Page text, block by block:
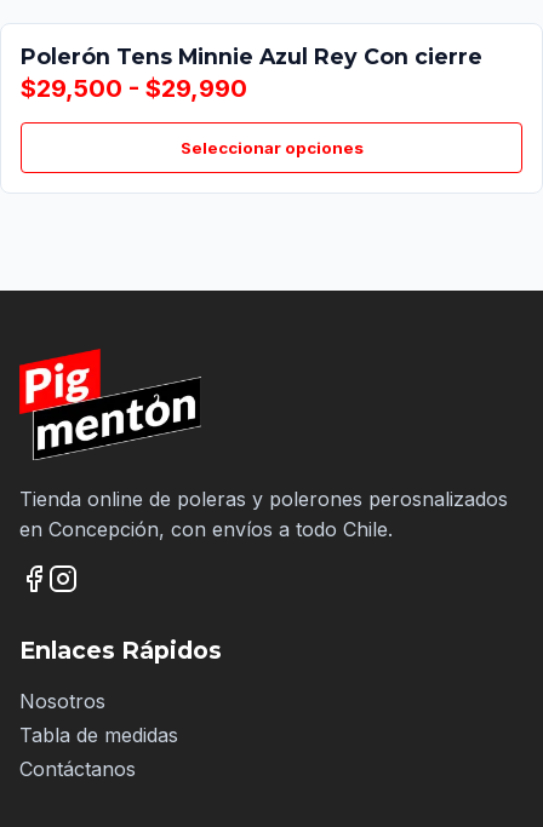
Polerón Tens Minnie Azul Rey Con cierre
$29,500 - $29,990
Seleccionar opciones
Tienda online de poleras y polerones perosnalizados
en Concepción, con envíos a todo Chile.
Enlaces Rápidos
Nosotros
Tabla de medidas
Contáctanos